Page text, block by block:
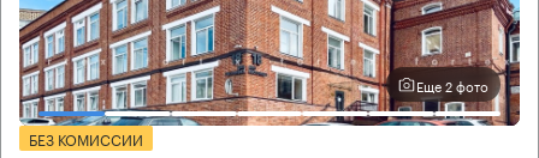
Еще 2 фото
БЕЗ КОМИССИИ